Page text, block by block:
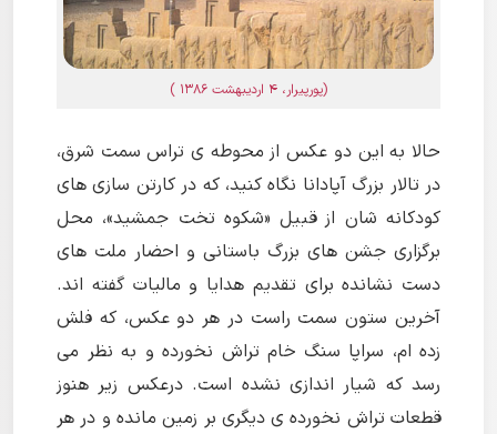
(پورپیرار، 4 اردیبهشت 1386 )
حالا به این دو عکس از محوطه ی تراس سمت شرق،
در تالار بزرگ آپادانا نگاه کنید، که در کارتن سازی های
کودکانه شان از قبیل «شکوه تخت جمشید»، محل
برگزاری جشن های بزرگ باستانی و احضار ملت های
دست نشانده برای تقدیم هدایا و مالیات گفته اند.
آخرین ستون سمت راست در هر دو عکس، که فلش
زده ام، سراپا سنگ خام تراش نخورده و به نظر می
رسد که شیار اندازی نشده است. درعکس زیر هنوز
قطعات تراش نخورده ی دیگری بر زمین مانده و در هر